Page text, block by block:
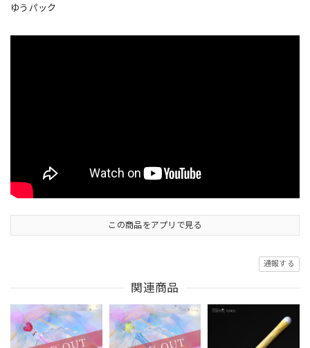
ゆうパック
この商品をアプリで見る
通報する
関連商品